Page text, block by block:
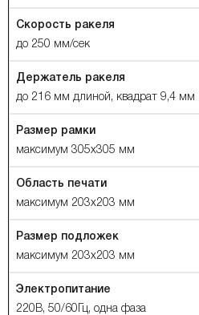
Скорость ракеля
до 250 мм/сек
Держатель ракеля
до 216 мм длиной, квадрат 9,4 мм
Размер рамки
максимум 305х305 мм
Область печати
максимум 203х203 мм
Размер подложек
максимум 203х203 мм
Электропитание
220В, 50/60Гц, одна фаза